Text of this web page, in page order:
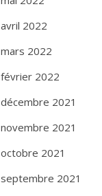
avril 2022
mars 2022
février 2022
décembre 2021
novembre 2021
octobre 2021
septembre 2021